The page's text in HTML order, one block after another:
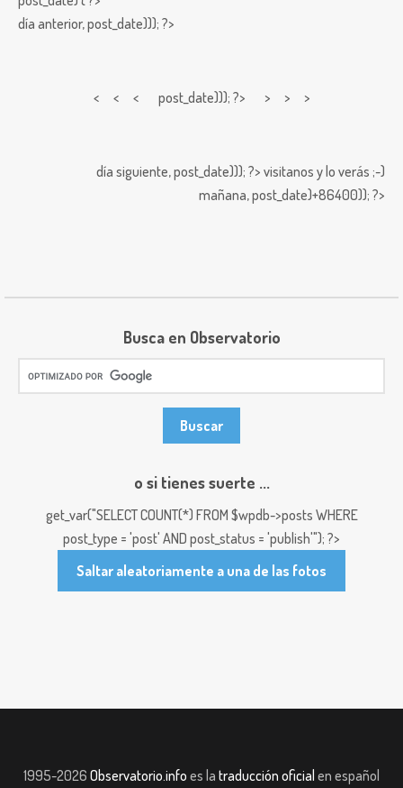
día anterior,post_date))); ?>
< < < post_date))); ?> > > >
día siguiente,post_date))); ?> visitanos y lo verás ;-)
mañana,post_date)+86400)); ?>
Busca en Observatorio
o si tienes suerte ...
get_var("SELECT COUNT(*) FROM $wpdb->posts WHERE
post_type = 'post' AND post_status = 'publish'"); ?>
Saltar aleatoriamente a una de las fotos
1995-2026 Observatorio.info es la traducción oficial en español